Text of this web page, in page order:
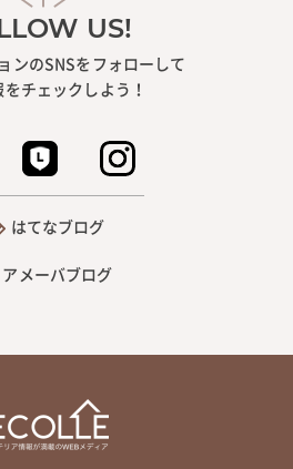
US!
ンのSNSをフォローして
チェックしよう！
はてなブログ
アメーバブログ